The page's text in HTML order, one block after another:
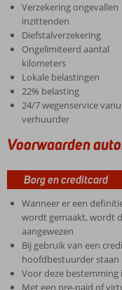
Verzekering ongevallen
inzittenden
Diefstalverzekering
Ongelimiteerd aantal
kilometers
Lokale belastingen
22% belasting
24/7 wegenservice
verhuurder
Voorwaarden
Borg en creditcard
Wanneer er een
wordt gemaakt, wordt
aangewezen
Bij gebruik van een
hoofdbestuurder staan
Voor deze bestemming
Met een pre-paid of